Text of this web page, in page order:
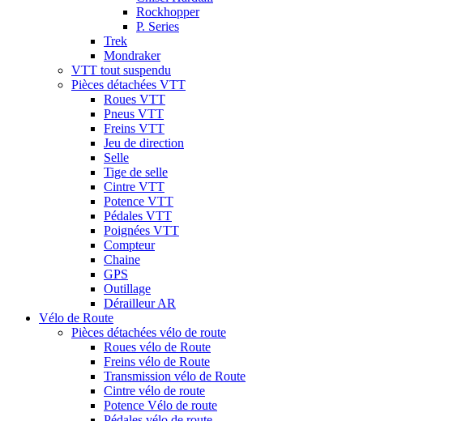
Rockhopper
P. Series
Trek
Mondraker
VTT tout suspendu
Pièces détachées VTT
Roues VTT
Pneus VTT
Freins VTT
Jeu de direction
Selle
Tige de selle
Cintre VTT
Potence VTT
Pédales VTT
Poignées VTT
Compteur
Chaine
GPS
Outillage
Dérailleur AR
Vélo de Route
Pièces détachées vélo de route
Roues vélo de Route
Freins vélo de Route
Transmission vélo de Route
Cintre vélo de route
Potence Vélo de route